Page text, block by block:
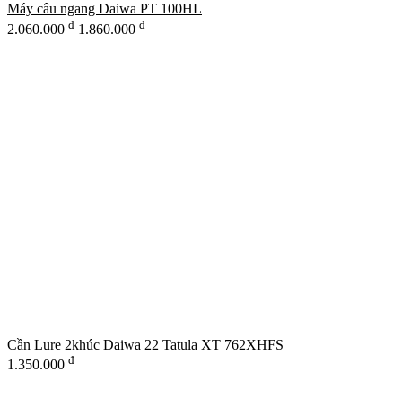
Máy câu ngang Daiwa PT 100HL
2.060.000 đ 1.860.000 đ
Cần Lure 2khúc Daiwa 22 Tatula XT 762XHFS
1.350.000 đ